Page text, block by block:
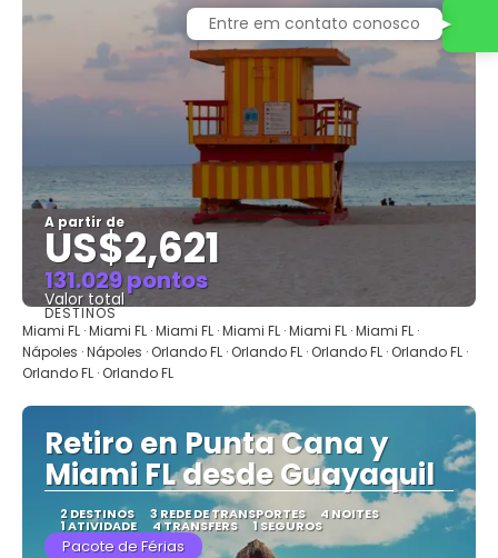
A partir de
US$2,621
131.029 pontos
Valor total
Saiba mais
DESTINOS
Miami FL · Miami FL · Miami FL · Miami FL · Miami FL · Miami FL ·
Nápoles · Nápoles · Orlando FL · Orlando FL · Orlando FL · Orlando FL ·
Orlando FL · Orlando FL
Retiro en Punta Cana y
Miami FL desde Guayaquil
2 DESTINOS 3 REDE DE TRANSPORTES 4 NOITES
1 ATIVIDADE 4 TRANSFERS 1 SEGUROS
Pacote de Férias
Entre em contato conosco